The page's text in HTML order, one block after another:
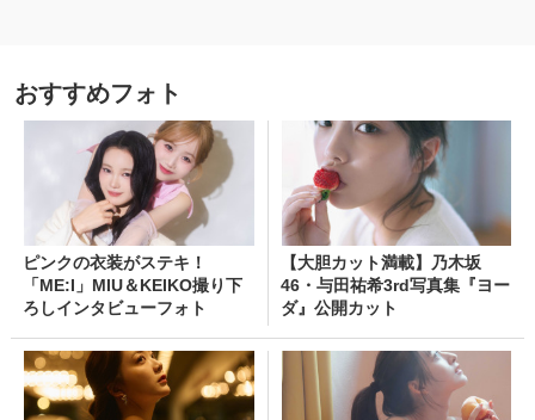
おすすめフォト
ピンクの衣装がステキ！
「ME:I」MIU＆KEIKO撮り下
ろしインタビューフォト
【大胆カット満載】乃木坂
46・与田祐希3rd写真集『ヨー
ダ』公開カット